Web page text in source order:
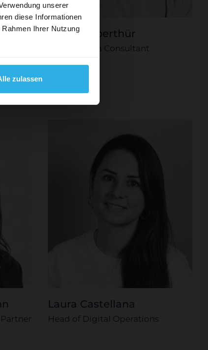
unserer
diese Informationen
Ihrer Nutzung
zulassen
Jonas Haberthür
Senior Media Consultant
Laura Castellana
Head of Digital Operations
und kreative
Erfolg bei jeder
ADRESSE